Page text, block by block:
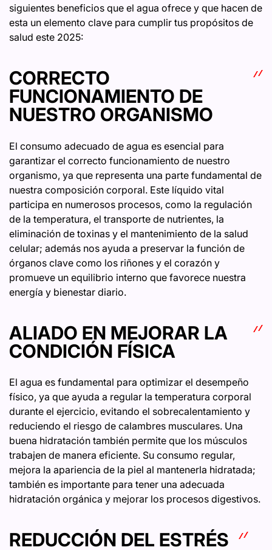
siguientes beneficios que el agua ofrece y que hacen de
esta un elemento clave para cumplir tus propósitos de
salud este 2025:
CORRECTO
FUNCIONAMIENTO DE
NUESTRO ORGANISMO
El consumo adecuado de agua es esencial para
garantizar el correcto funcionamiento de nuestro
organismo, ya que representa una parte fundamental de
nuestra composición corporal. Este líquido vital
participa en numerosos procesos, como la regulación
de la temperatura, el transporte de nutrientes, la
eliminación de toxinas y el mantenimiento de la salud
celular; además nos ayuda a preservar la función de
órganos clave como los riñones y el corazón y
promueve un equilibrio interno que favorece nuestra
energía y bienestar diario.
ALIADO EN MEJORAR LA
CONDICIÓN FÍSICA
El agua es fundamental para optimizar el desempeño
físico, ya que ayuda a regular la temperatura corporal
durante el ejercicio, evitando el sobrecalentamiento y
reduciendo el riesgo de calambres musculares. Una
buena hidratación también permite que los músculos
trabajen de manera eficiente. Su consumo regular,
mejora la apariencia de la piel al mantenerla hidratada;
también es importante para tener una adecuada
hidratación orgánica y mejorar los procesos digestivos.
REDUCCIÓN DEL ESTRÉS